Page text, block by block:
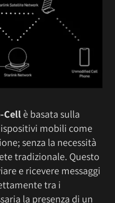
Cellè basata sulla
mobili come
senza la necessità
tradizionale. Questo
e ricevere messaggi
tra i
la presenza di un